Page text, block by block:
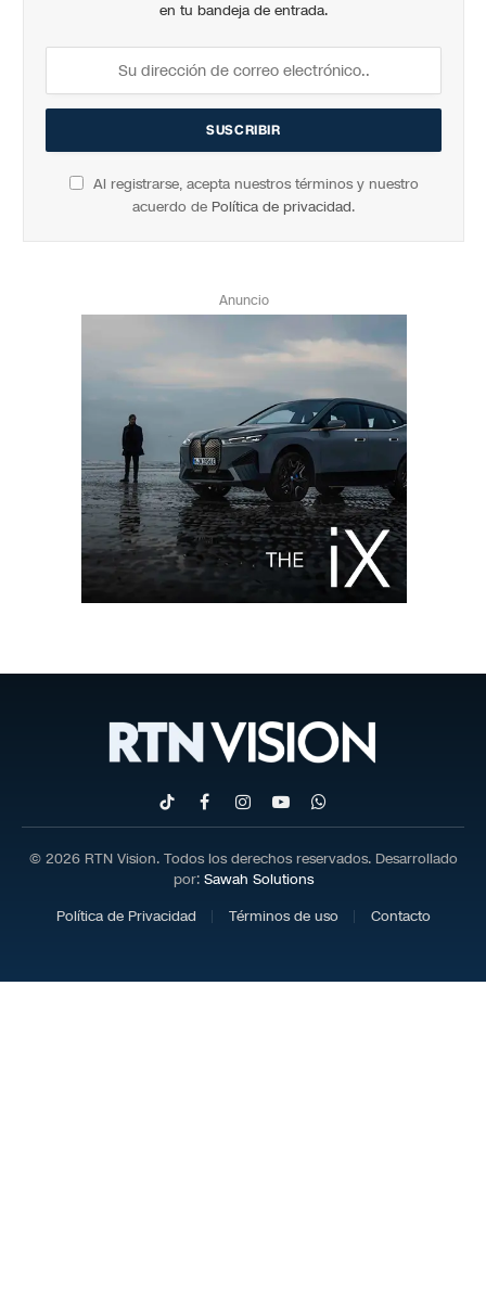
en tu bandeja de entrada.
Al registrarse, acepta nuestros términos y nuestro
acuerdo de Política de privacidad.
Anuncio
TikTokFacebookInstagram
YouTubeWhatsApp
© 2026 RTN Vision. Todos los derechos reservados. Desarrollado
por: Sawah Solutions
Política de Privacidad
Términos de uso Contacto